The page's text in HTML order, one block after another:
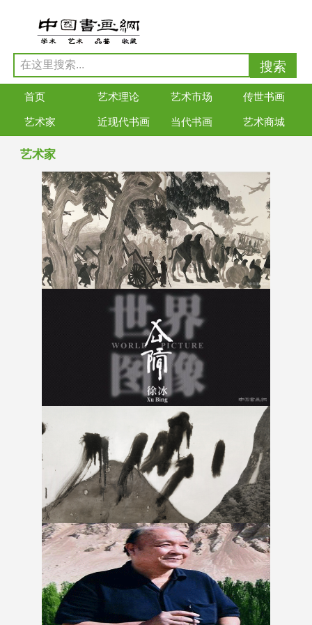
首页 艺术理论 艺术市场 传世书画
艺术家 近现代书画 当代书画 艺术商城
艺术家